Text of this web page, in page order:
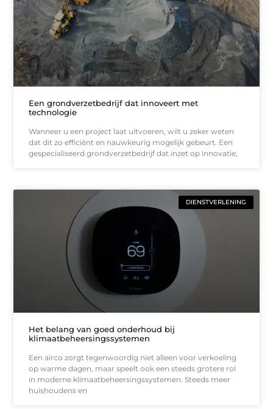
Een grondverzetbedrijf dat innoveert met
technologie
Wanneer u een project laat uitvoeren, wilt u zeker weten
dat dit zo efficiënt en nauwkeurig mogelijk gebeurt. Een
gespecialiseerd grondverzetbedrijf dat inzet op innovatie,
DIENSTVERLENING
Het belang van goed onderhoud bij
klimaatbeheersingssystemen
Een airco zorgt tegenwoordig niet alleen voor verkoeling
op warme dagen, maar speelt ook een steeds grotere rol
in moderne klimaatbeheersingssystemen. Steeds meer
huishoudens en